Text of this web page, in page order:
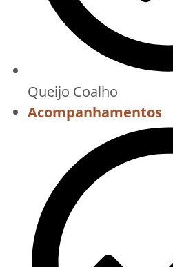
Queijo Coalho
Acompanhamentos